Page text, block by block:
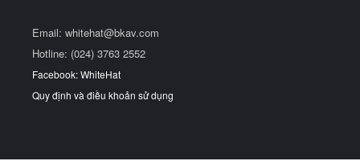
Email: whitehat@bkav.com
Hotline: (024) 3763 2552
Facebook: WhiteHat
Quy định và điều khoản sử dụng